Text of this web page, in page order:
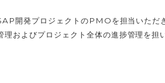
開発プロジェクトのPMOを担当いただ
理およびプロジェクト全体の進捗管理を担